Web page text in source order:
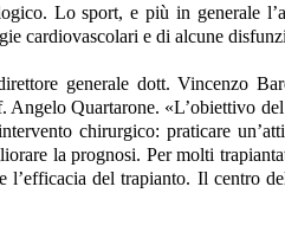
Lo sport, e più in generale
cardiovascolari e di alcune
generale dott. Vincenzo
Quartarone. «L’obiettivo
chirurgico: praticare
la prognosi. Per molti
l’efficacia del trapianto. Il centro